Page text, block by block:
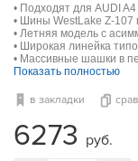
• Подходят для AUDI
• Шины WestLake Z-107
• Летняя модель с
• Широкая линейка
• Массивные шашки в
Показать полностью
в закладки
6273 руб.